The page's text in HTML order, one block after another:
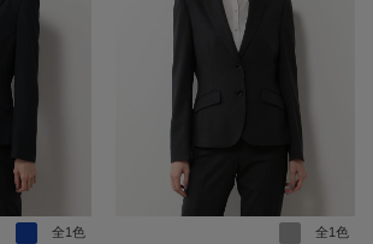
全1色 全1色